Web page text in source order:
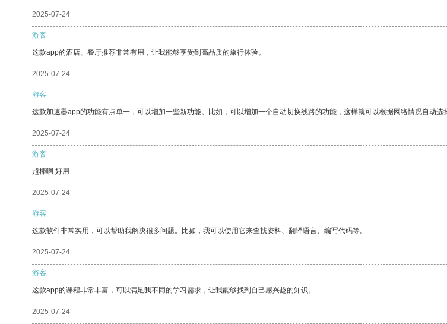
2025-07-24
游客
这款app的酒店、餐厅推荐非常有用，让我能够享受到高品质的旅行体验。
2025-07-24
游客
这款加速器app的功能有点单一，可以增加一些新功能。比如，可以增加一个自动切换线路的功能，这样就可以根据网络情况自动选
2025-07-24
游客
超棒啊 好用
2025-07-24
游客
这款软件非常实用，可以帮助我解决很多问题。比如，我可以使用它来查找资料、翻译语言、编写代码等。
2025-07-24
游客
这款app的课程非常丰富，可以满足我不同的学习需求，让我能够找到自己感兴趣的知识。
2025-07-24